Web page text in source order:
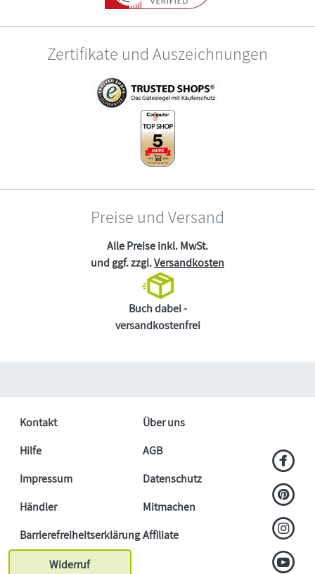
Zertifikate und Auszeichnungen
Preise und Versand
Alle Preise inkl. MwSt.
und ggf. zzgl.Versandkosten
Buch dabei -
versandkostenfrei
Kontakt
Über uns
Hilfe
AGB
Impressum
Datenschutz
Händler
Mitmachen
BarrierefreiheitserklärungAffiliate
Widerruf